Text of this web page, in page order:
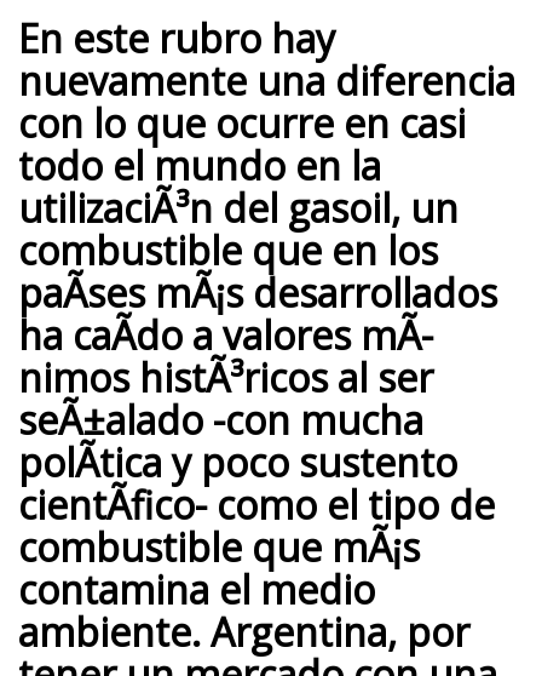
En este rubro hay
nuevamente una diferencia
con lo que ocurre en casi
todo el mundo en la
utilizaciÃ³n del gasoil, un
combustible que en los
paÃ­ses mÃ¡s desarrollados
ha caÃ­do a valores mÃ­
nimoshistÃ³ricos al ser
seÃ±alado -con mucha
polÃ­tica y poco sustento
cientÃ­fico- como el tipo de
combustible que mÃ¡s
contamina el medio
ambiente.Argentina, por